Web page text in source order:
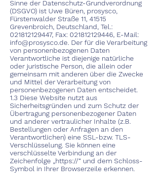
Sinne der Datenschutz-Grundverordnung
(DSGVO) ist Uwe Büren, prosysco,
Fürstenwalder Straße 11, 41515
Grevenbroich, Deutschland, Tel.:
021812129447, Fax: 021812129446, E-Mail:
info@prosysco.de. Der für die Verarbeitung
von personenbezogenen Daten
Verantwortliche ist diejenige natürliche
oder juristische Person, die allein oder
gemeinsam mit anderen über die Zwecke
und Mittel der Verarbeitung von
personenbezogenen Daten entscheidet.
1.3 Diese Website nutzt aus
Sicherheitsgründen und zum Schutz der
Übertragung personenbezogener Daten
und anderer vertraulicher Inhalte (z.B.
Bestellungen oder Anfragen an den
Verantwortlichen) eine SSL-bzw. TLS-
Verschlüsselung. Sie können eine
verschlüsselte Verbindung an der
Zeichenfolge „https://“ und dem Schloss-
Symbol in Ihrer Browserzeile erkennen.